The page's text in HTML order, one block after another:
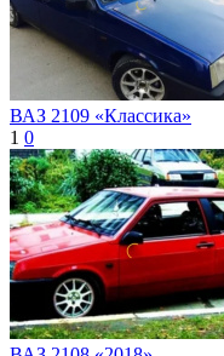
ВАЗ 2109 «Классика»
1 0